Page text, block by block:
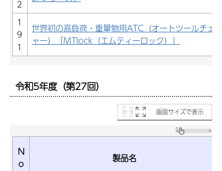
2
1
9
1
世界初の高負荷・重量物用ATC（オートツールチェ
ャー）「MTlock（エムティーロック）」
令和5年度（第27回）
画面サイズで表示
N
o
製品名